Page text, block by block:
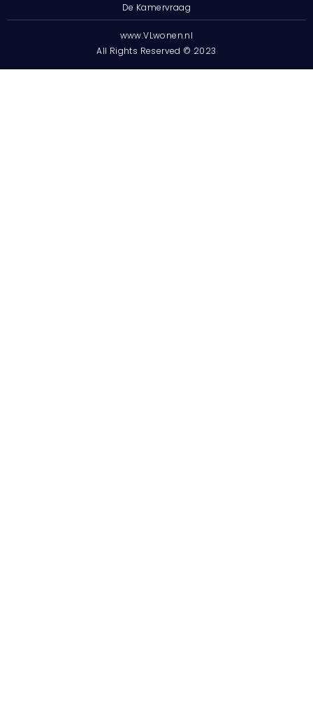
De Kamervraag
www.VLwonen.nl
All Rights Reserved © 2023